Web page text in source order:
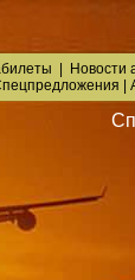
Новости